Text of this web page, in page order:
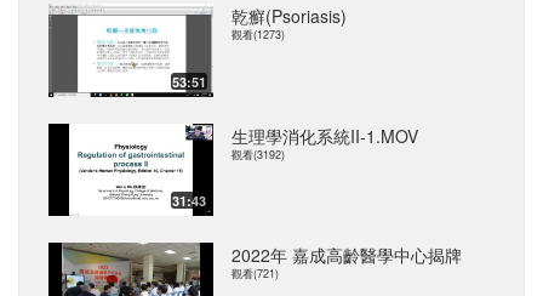
53:51
乾癬(Psoriasis)
觀看(1273)
31:43
生理學消化系統II-1.MOV
觀看(3192)
2022年 嘉成高齡醫學中心揭牌
觀看(721)